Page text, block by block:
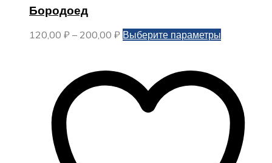
Бородоед
120,00 ₽ – 200,00 ₽ Диапазон
–
200,00 ₽
Выберите параметры
вариаций.
Опции
можно
выбрать
на
странице
товара.